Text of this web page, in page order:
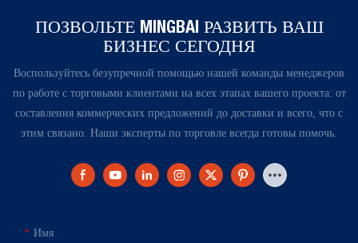
ПОЗВОЛЬТЕ MINGBAI РАЗВИТЬ ВАШ
БИЗНЕС СЕГОДНЯ
Воспользуйтесь безупречной помощью нашей команды менеджеров
по работе с торговыми клиентами на всех этапах вашего проекта: от
составления коммерческих предложений до доставки и всего, что с
этим связано. Наши эксперты по торговле всегда готовы помочь.
Имя